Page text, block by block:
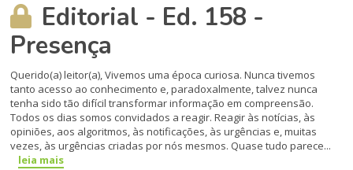
Editorial - Ed. 158 -
Presença
Querido(a) leitor(a), Vivemos uma época curiosa. Nunca tivemos
tanto acesso ao conhecimento e, paradoxalmente, talvez nunca
tenha sido tão difícil transformar informação em compreensão.
Todos os dias somos convidados a reagir. Reagir às notícias, às
opiniões, aos algoritmos, às notificações, às urgências e, muitas
vezes, às urgências criadas por nós mesmos. Quase tudo parece...
leia mais